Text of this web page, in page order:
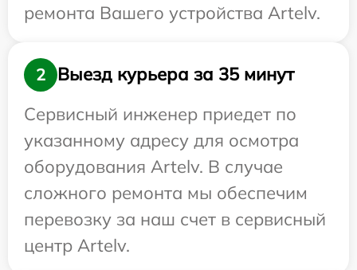
ремонта Вашего устройства Artelv.
2
Выезд курьера за 35 минут
Сервисный инженер приедет по
указанному адресу для осмотра
оборудования Artelv. В случае
сложного ремонта мы обеспечим
перевозку за наш счет в сервисный
центр Artelv.